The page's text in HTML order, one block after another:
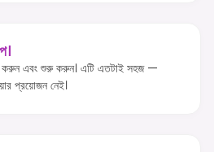
করুন এবং শুরু করুন। এটি এতটাই সহজ —
প্রয়োজন নেই।